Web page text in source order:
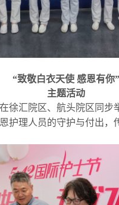
“致敬白衣天使 感恩有你”
主题活动
徐汇院区、航头院区同步
护理人员的守护与付出，